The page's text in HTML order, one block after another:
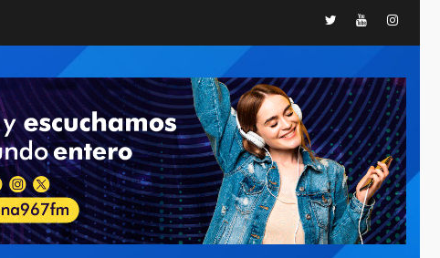
TwitterYoutube
7
GUERRA EN EL MUNDO
Ucrania y Rusia
intensifican
ofensivas de largo
alcance
NACIONALES
TITULARES
ÚLTIMA HORA
Instalan carpas
metálicas como
terminales